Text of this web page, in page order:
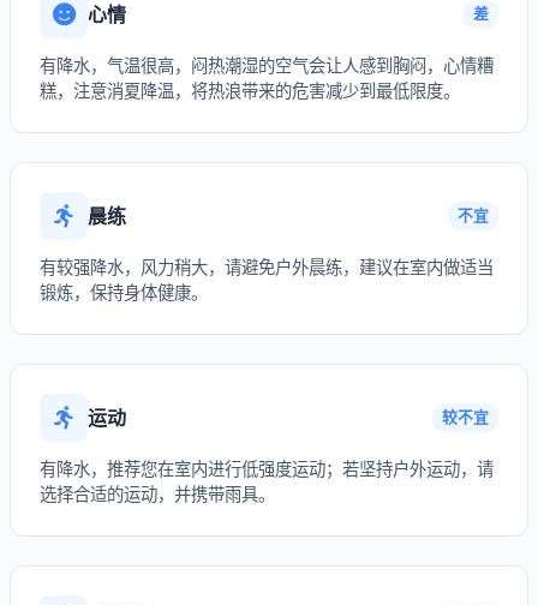
心情 差
有降水，气温很高，闷热潮湿的空气会让人感到胸闷，心情糟
糕，注意消夏降温，将热浪带来的危害减少到最低限度。
晨练 不宜
有较强降水，风力稍大，请避免户外晨练，建议在室内做适当
锻炼，保持身体健康。
运动 较不宜
有降水，推荐您在室内进行低强度运动；若坚持户外运动，请
选择合适的运动，并携带雨具。